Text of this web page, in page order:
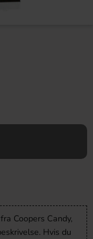
Coopers Candy,
Hvis du